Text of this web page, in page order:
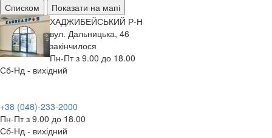
Списком
Показати на мапі
ХАДЖИБЕЙСЬКИЙ Р-Н
вул. Дальницька, 46
закінчилося
Пн-Пт з 9.00 до 18.00
Сб-Нд - вихідний
+38 (048)-233-2000
Пн-Пт з 9.00 до 18.00
Сб-Нд - вихідний